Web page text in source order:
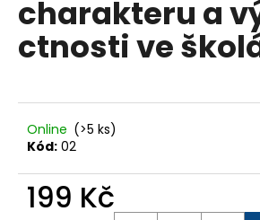
charakteru a
ctnosti ve
Online (>5 ks)
Kód: 02
199 Kč
a
j
HLEDAT